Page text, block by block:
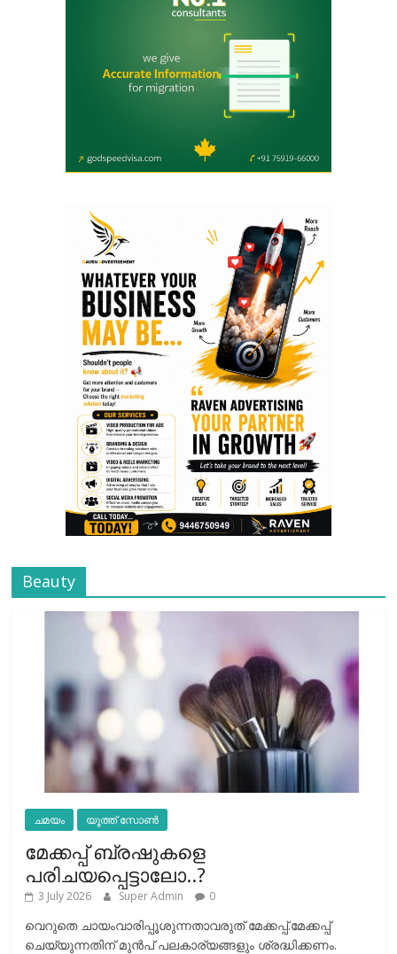
Beauty
ചമയം യൂത്ത് സോൺ
മേക്കപ്പ് ബ്രഷുകളെ
പരിചയപ്പെട്ടാലോ..?
3 July 2026 Super Admin 0
വെറുതെ ചായംവാരിപ്പൂശുന്നതാവരുത് മേക്കപ്പ്.മേക്കപ്പ്
ചെയ്യുന്നതിന് മുന്‍പ് പലകാര്യങ്ങളും ശ്രദ്ധിക്കണം.